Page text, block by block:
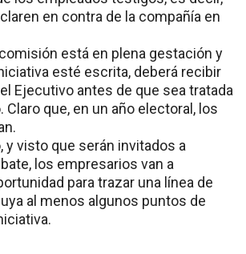
en contra de la compañía en
está en plena gestación y
esté escrita, deberá recibir
Ejecutivo antes de que sea tratada
Claro que, en un año electoral, los
y visto que serán invitados a
los empresarios van a
para trazar una línea de
al menos algunos puntos de